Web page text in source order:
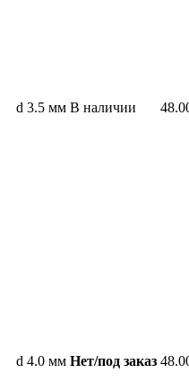
d 3.5 мм В наличии
d 4.0 мм Нет/под заказ